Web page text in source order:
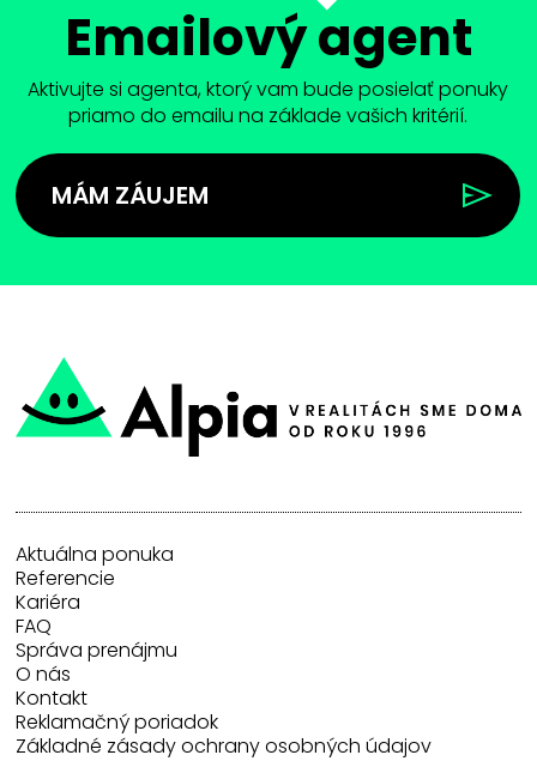
Emailový agent
Aktivujte si agenta, ktorý vam bude posielať ponuky
priamo do emailu na základe vašich kritérií.
MÁM ZÁUJEM
Aktuálna ponuka
Referencie
Kariéra
FAQ
Správa prenájmu
O nás
Kontakt
Reklamačný poriadok
Základné zásady ochrany osobných údajov